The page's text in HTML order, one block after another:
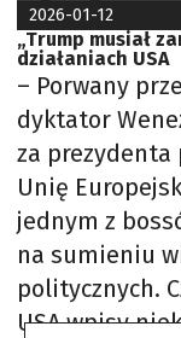
2026-01-12
„Trump musiał
działaniach USA
– Porwany
dyktator
za prezydenta
Unię
jednym z
na sumieniu
politycznych.
USA wpisy